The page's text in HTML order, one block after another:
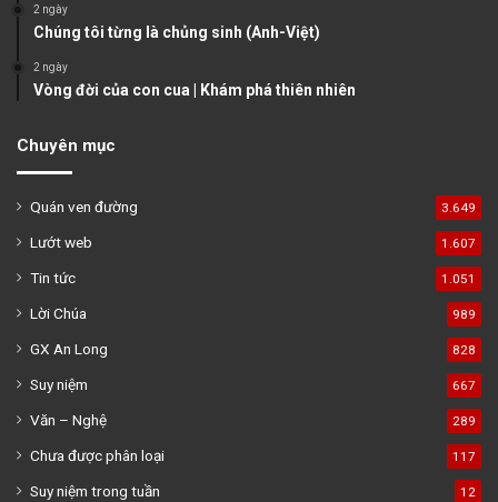
2 ngày
Chúng tôi từng là chủng sinh (Anh-Việt)
2 ngày
Vòng đời của con cua | Khám phá thiên nhiên
Chuyên mục
Quán ven đường 3.649
Lướt web 1.607
Tin tức 1.051
Lời Chúa 989
GX An Long 828
Suy niệm 667
Văn – Nghệ 289
Chưa được phân loại 117
Suy niệm trong tuần 12